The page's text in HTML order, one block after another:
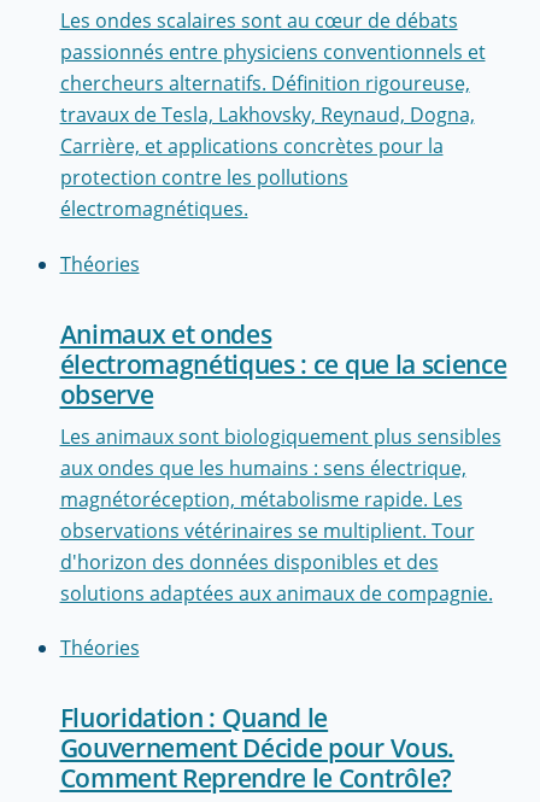
Les ondes scalaires sont au cœur de débats
passionnés entre physiciens conventionnels et
chercheurs alternatifs. Définition rigoureuse,
travaux de Tesla, Lakhovsky, Reynaud, Dogna,
Carrière, et applications concrètes pour la
protection contre les pollutions
électromagnétiques.
Théories
Animaux et ondes
électromagnétiques : ce que la science
observe
Les animaux sont biologiquement plus sensibles
aux ondes que les humains : sens électrique,
magnétoréception, métabolisme rapide. Les
observations vétérinaires se multiplient. Tour
d'horizon des données disponibles et des
solutions adaptées aux animaux de compagnie.
Théories
Fluoridation : Quand le
Gouvernement Décide pour Vous.
Comment Reprendre le Contrôle?